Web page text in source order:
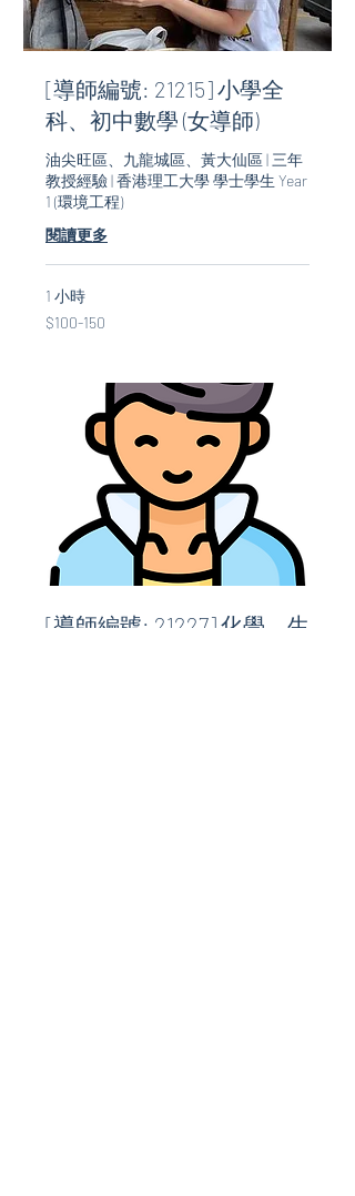
[導師編號: 21215] 小學全
科、初中數學 (女導師)
油尖旺區、九龍城區、黃大仙區 | 三年
教授經驗 | 香港理工大學 學士學生 Year
1 (環境工程)
閱讀更多
1 小時
$100-
150
$100-150
[導師編號: 21227] 化學、生